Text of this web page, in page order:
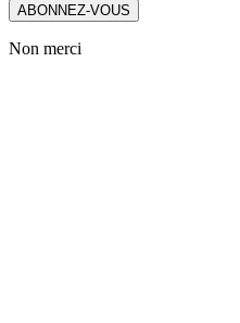
ABONNEZ-VOUS
Non merci